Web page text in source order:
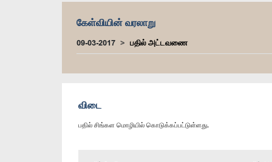
கேள்வியின் வரலாறு
09-03-2017 பதில் அட்டவணை
விடை
பதில் சிங்கள மொழியில் கொடுக்கப்பட்டுள்ளது.